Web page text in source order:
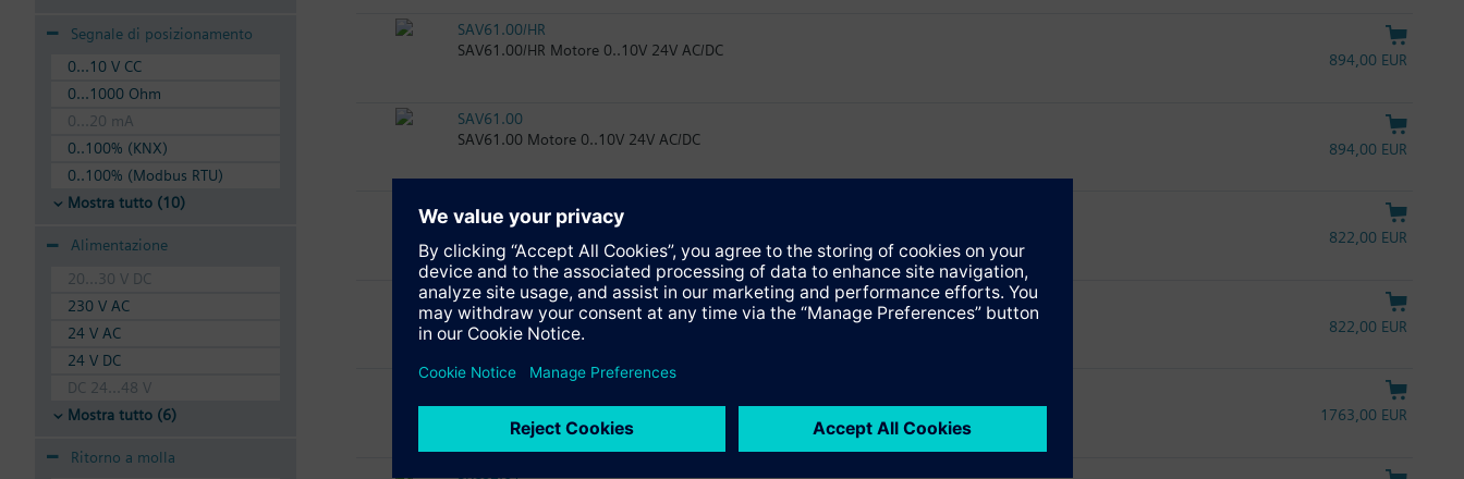
Segnale di posizionamento
0...10 V CC
0...1000 Ohm
0...20 mA
0..100% (KNX)
0..100% (Modbus RTU)
Mostra tutto (10)
Alimentazione
20...30 V DC
230 V AC
24 V AC
24 V DC
DC 24...48 V
Mostra tutto (6)
Ritorno a molla
SAV61.00/HR
SAV61.00/HR Motore 0..10V 24V AC/DC
894,00 EUR
SAV61.00
SAV61.00 Motore 0..10V 24V AC/DC
894,00 EUR
SAV81.00
SAV81.00 Motore 3pti 24V AC/DC
822,00 EUR
SAV31.00
SAV31.00 Motore 3pti 230V AC
822,00 EUR
Motore 3 pti 230 V ac
1763,00 EUR